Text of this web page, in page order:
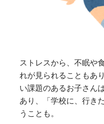
ストレスから、不眠や
れが見られることもあ
い課題のあるお子さん
あり、「学校に、行き
うことも。